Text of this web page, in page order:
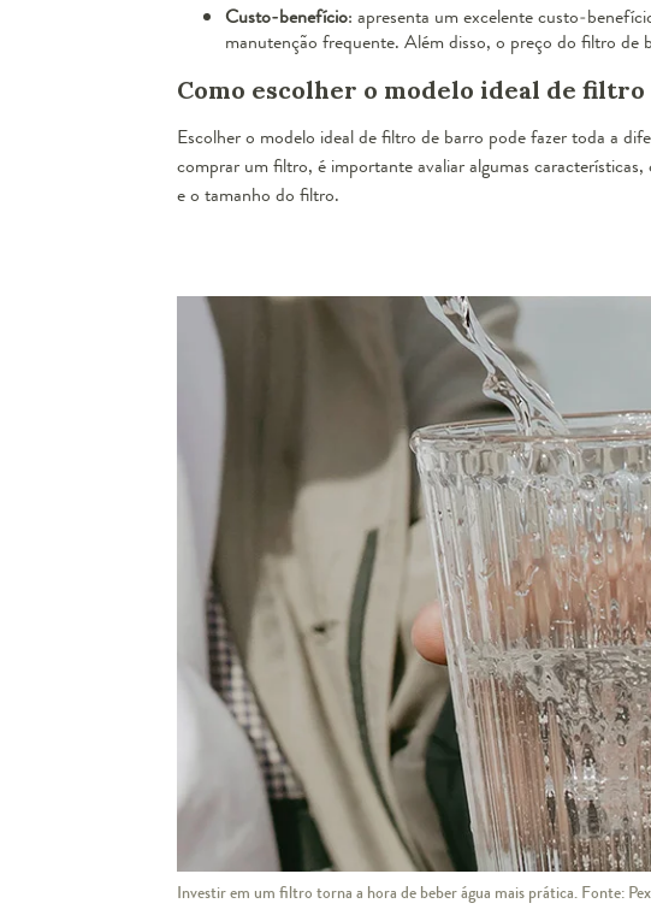
Custo-benefício: apresenta um excelente custo-
manutenção frequente. Além disso, o preço do filtro de
Como escolher o modelo ideal de filtro
Escolher o modelo ideal de filtro de barro pode fazer toda a
comprar um filtro, é importante avaliar algumas
e o tamanho do filtro.
Investir em um filtro torna a hora de beber água mais prática. Fonte: